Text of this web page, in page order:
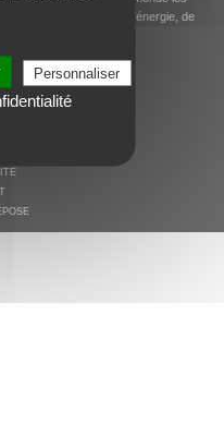
dans les secteurs de l’énergie, de
et des transports.
Personnaliser